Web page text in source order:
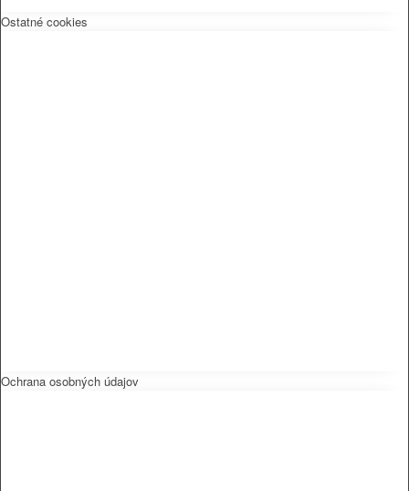
Ostatné cookies
Ochrana osobných údajov